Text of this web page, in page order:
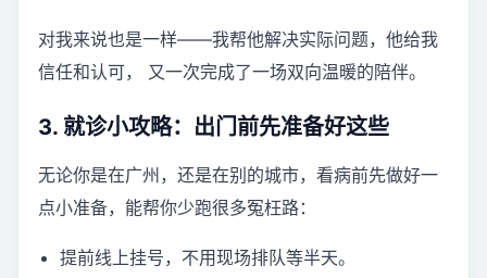
对我来说也是一样——我帮他解决实际问题，他给我
信任和认可， 又一次完成了一场双向温暖的陪伴。
3. 就诊小攻略：出门前先准备好这些
无论你是在广州，还是在别的城市，看病前先做好一
点小准备，能帮你少跑很多冤枉路：
提前线上挂号，不用现场排队等半天。